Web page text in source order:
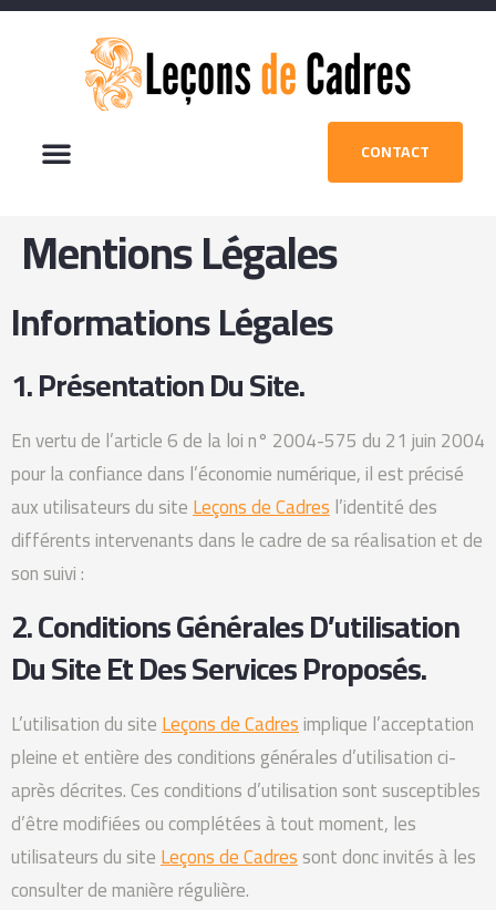
CONTACT
Mentions Légales
Informations Légales
1. Présentation Du Site.
En vertu de l’article 6 de la loi n° 2004-575 du 21 juin 2004
pour la confiance dans l’économie numérique, il est précisé
aux utilisateurs du siteLeçons de Cadresl’identité des
différents intervenants dans le cadre de sa réalisation et de
son suivi :
2. Conditions Générales D’utilisation
Du Site Et Des Services Proposés.
L’utilisation du siteLeçons de Cadresimplique l’acceptation
pleine et entière des conditions générales d’utilisation ci-
après décrites. Ces conditions d’utilisation sont susceptibles
d’être modifiées ou complétées à tout moment, les
utilisateurs du siteLeçons de Cadressont donc invités à les
consulter de manière régulière.